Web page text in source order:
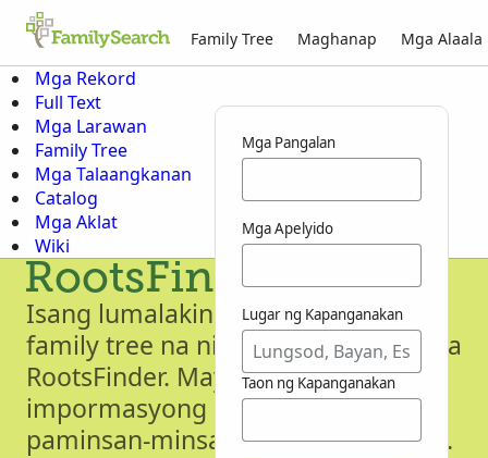
Family Tree Maghanap Mga Alaala
Mga Rekord
Full Text
Mga Larawan
Family Tree
Mga Talaangkanan
Catalog
Mga Aklat
Wiki
RootsFinder
Isang lumalaking koleksyon ng mga
family tree na nilikha ng mga user sa
RootsFinder. May bagong
impormasyong idinaragdag
paminsan-minsan sa koleksyong ito.
Mga Pangalan
Mga Apelyido
Lugar ng Kapanganakan
Taon ng Kapanganakan